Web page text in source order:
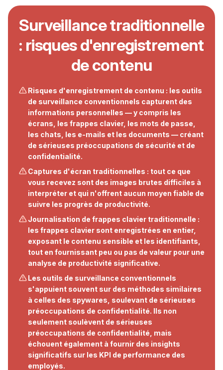
Surveillance traditionnelle
: risques d'enregistrement
de contenu
Risques d'enregistrement de contenu : les outils
de surveillance conventionnels capturent des
informations personnelles — y compris les
écrans, les frappes clavier, les mots de passe,
les chats, les e-mails et les documents — créant
de sérieuses préoccupations de sécurité et de
confidentialité.
Captures d'écran traditionnelles : tout ce que
vous recevez sont des images brutes difficiles à
interpréter et qui n'offrent aucun moyen fiable de
suivre les progrès de productivité.
Journalisation de frappes clavier traditionnelle :
les frappes clavier sont enregistrées en entier,
exposant le contenu sensible et les identifiants,
tout en fournissant peu ou pas de valeur pour une
analyse de productivité significative.
Les outils de surveillance conventionnels
s'appuient souvent sur des méthodes similaires
à celles des spywares, soulevant de sérieuses
préoccupations de confidentialité. Ils non
seulement soulèvent de sérieuses
préoccupations de confidentialité, mais
échouent également à fournir des insights
significatifs sur les KPI de performance des
employés.